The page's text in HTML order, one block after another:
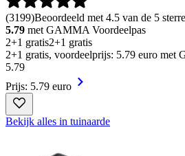
(3199)Beoordeeld met 4.5 van de 5
5.79 met GAMMA Voordeelpas
2+1 gratis2+1 gratis
2+1 gratis, voordeelprijs: 5.79 euro met
5.79
Prijs: 5.79 euro
Bekijk alles in tuinaarde